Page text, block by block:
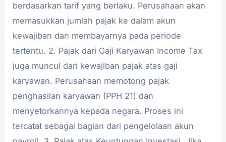
berdasarkan tarif yang berlaku. Perusahaan akan
memasukkan jumlah pajak ke dalam akun
kewajiban dan membayarnya pada periode
tertentu. 2. Pajak dari Gaji Karyawan Income Tax
juga muncul dari kewajiban pajak atas gaji
karyawan. Perusahaan memotong pajak
penghasilan karyawan (PPH 21) dan
menyetorkannya kepada negara. Proses ini
tercatat sebagai bagian dari pengelolaan akun